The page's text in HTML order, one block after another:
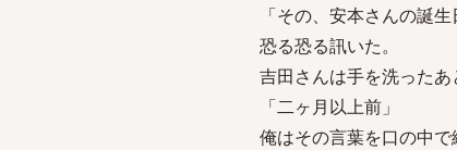
「その、安本さんの誕
恐る恐る訊いた。
吉田さんは手を洗ったあ
「二ヶ月以上前」
俺はその言葉を口の中で